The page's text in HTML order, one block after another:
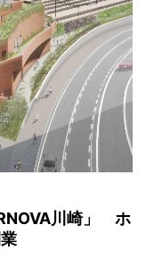
川崎」 ホ